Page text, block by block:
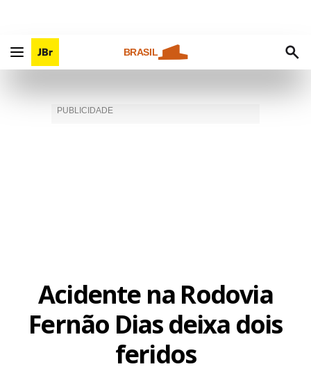
BRASIL
Acidente na Rodovia
Fernão Dias deixa dois
feridos